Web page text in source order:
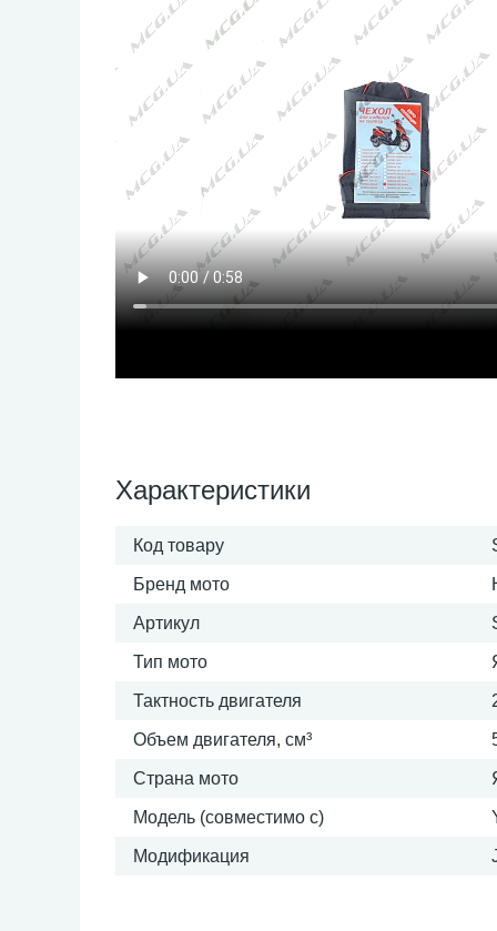
Характеристики
Код товару
Бренд мото
Артикул
Тип мото
Тактность двигателя
Объем двигателя, см³
Страна мото
Модель (совместимо с)
Модификация